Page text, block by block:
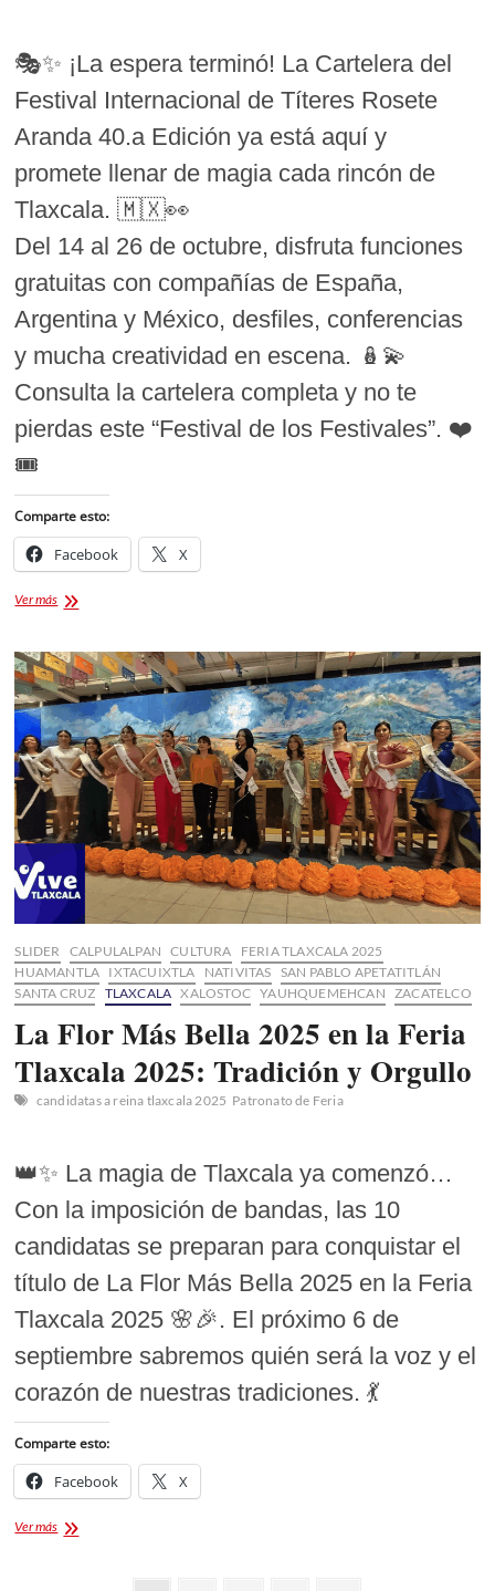
🎭✨ ¡La espera terminó! La Cartelera del
Festival Internacional de Títeres Rosete
Aranda 40.a Edición ya está aquí y
promete llenar de magia cada rincón de
Tlaxcala. 🇲🇽👀
Del 14 al 26 de octubre, disfruta funciones
gratuitas con compañías de España,
Argentina y México, desfiles, conferencias
y mucha creatividad en escena. 🪆💫
Consulta la cartelera completa y no te
pierdas este “Festival de los Festivales”. ❤️
🎟️
Comparte esto:
Facebook X
Ver másCartelera
Internacional
de
Títeres
Rosete
Aranda
40.a
Edición
SLIDER CALPULALPAN CULTURA
FERIA TLAXCALA 2025
HUAMANTLA IXTACUIXTLA NATIVITAS SAN PABLO APETATITLÁN
SANTA CRUZ TLAXCALA XALOSTOC YAUHQUEMEHCAN ZACATELCO
La Flor Más Bella 2025 en la Feria
Tlaxcala 2025: Tradición y Orgullo
candidatas a reina tlaxcala 2025 Patronato de Feria
👑✨ La magia de Tlaxcala ya comenzó…
Con la imposición de bandas, las 10
candidatas se preparan para conquistar el
título de La Flor Más Bella 2025 en la Feria
Tlaxcala 2025 🌸🎉. El próximo 6 de
septiembre sabremos quién será la voz y el
corazón de nuestras tradiciones. 💃
Comparte esto:
Facebook X
Ver másLa